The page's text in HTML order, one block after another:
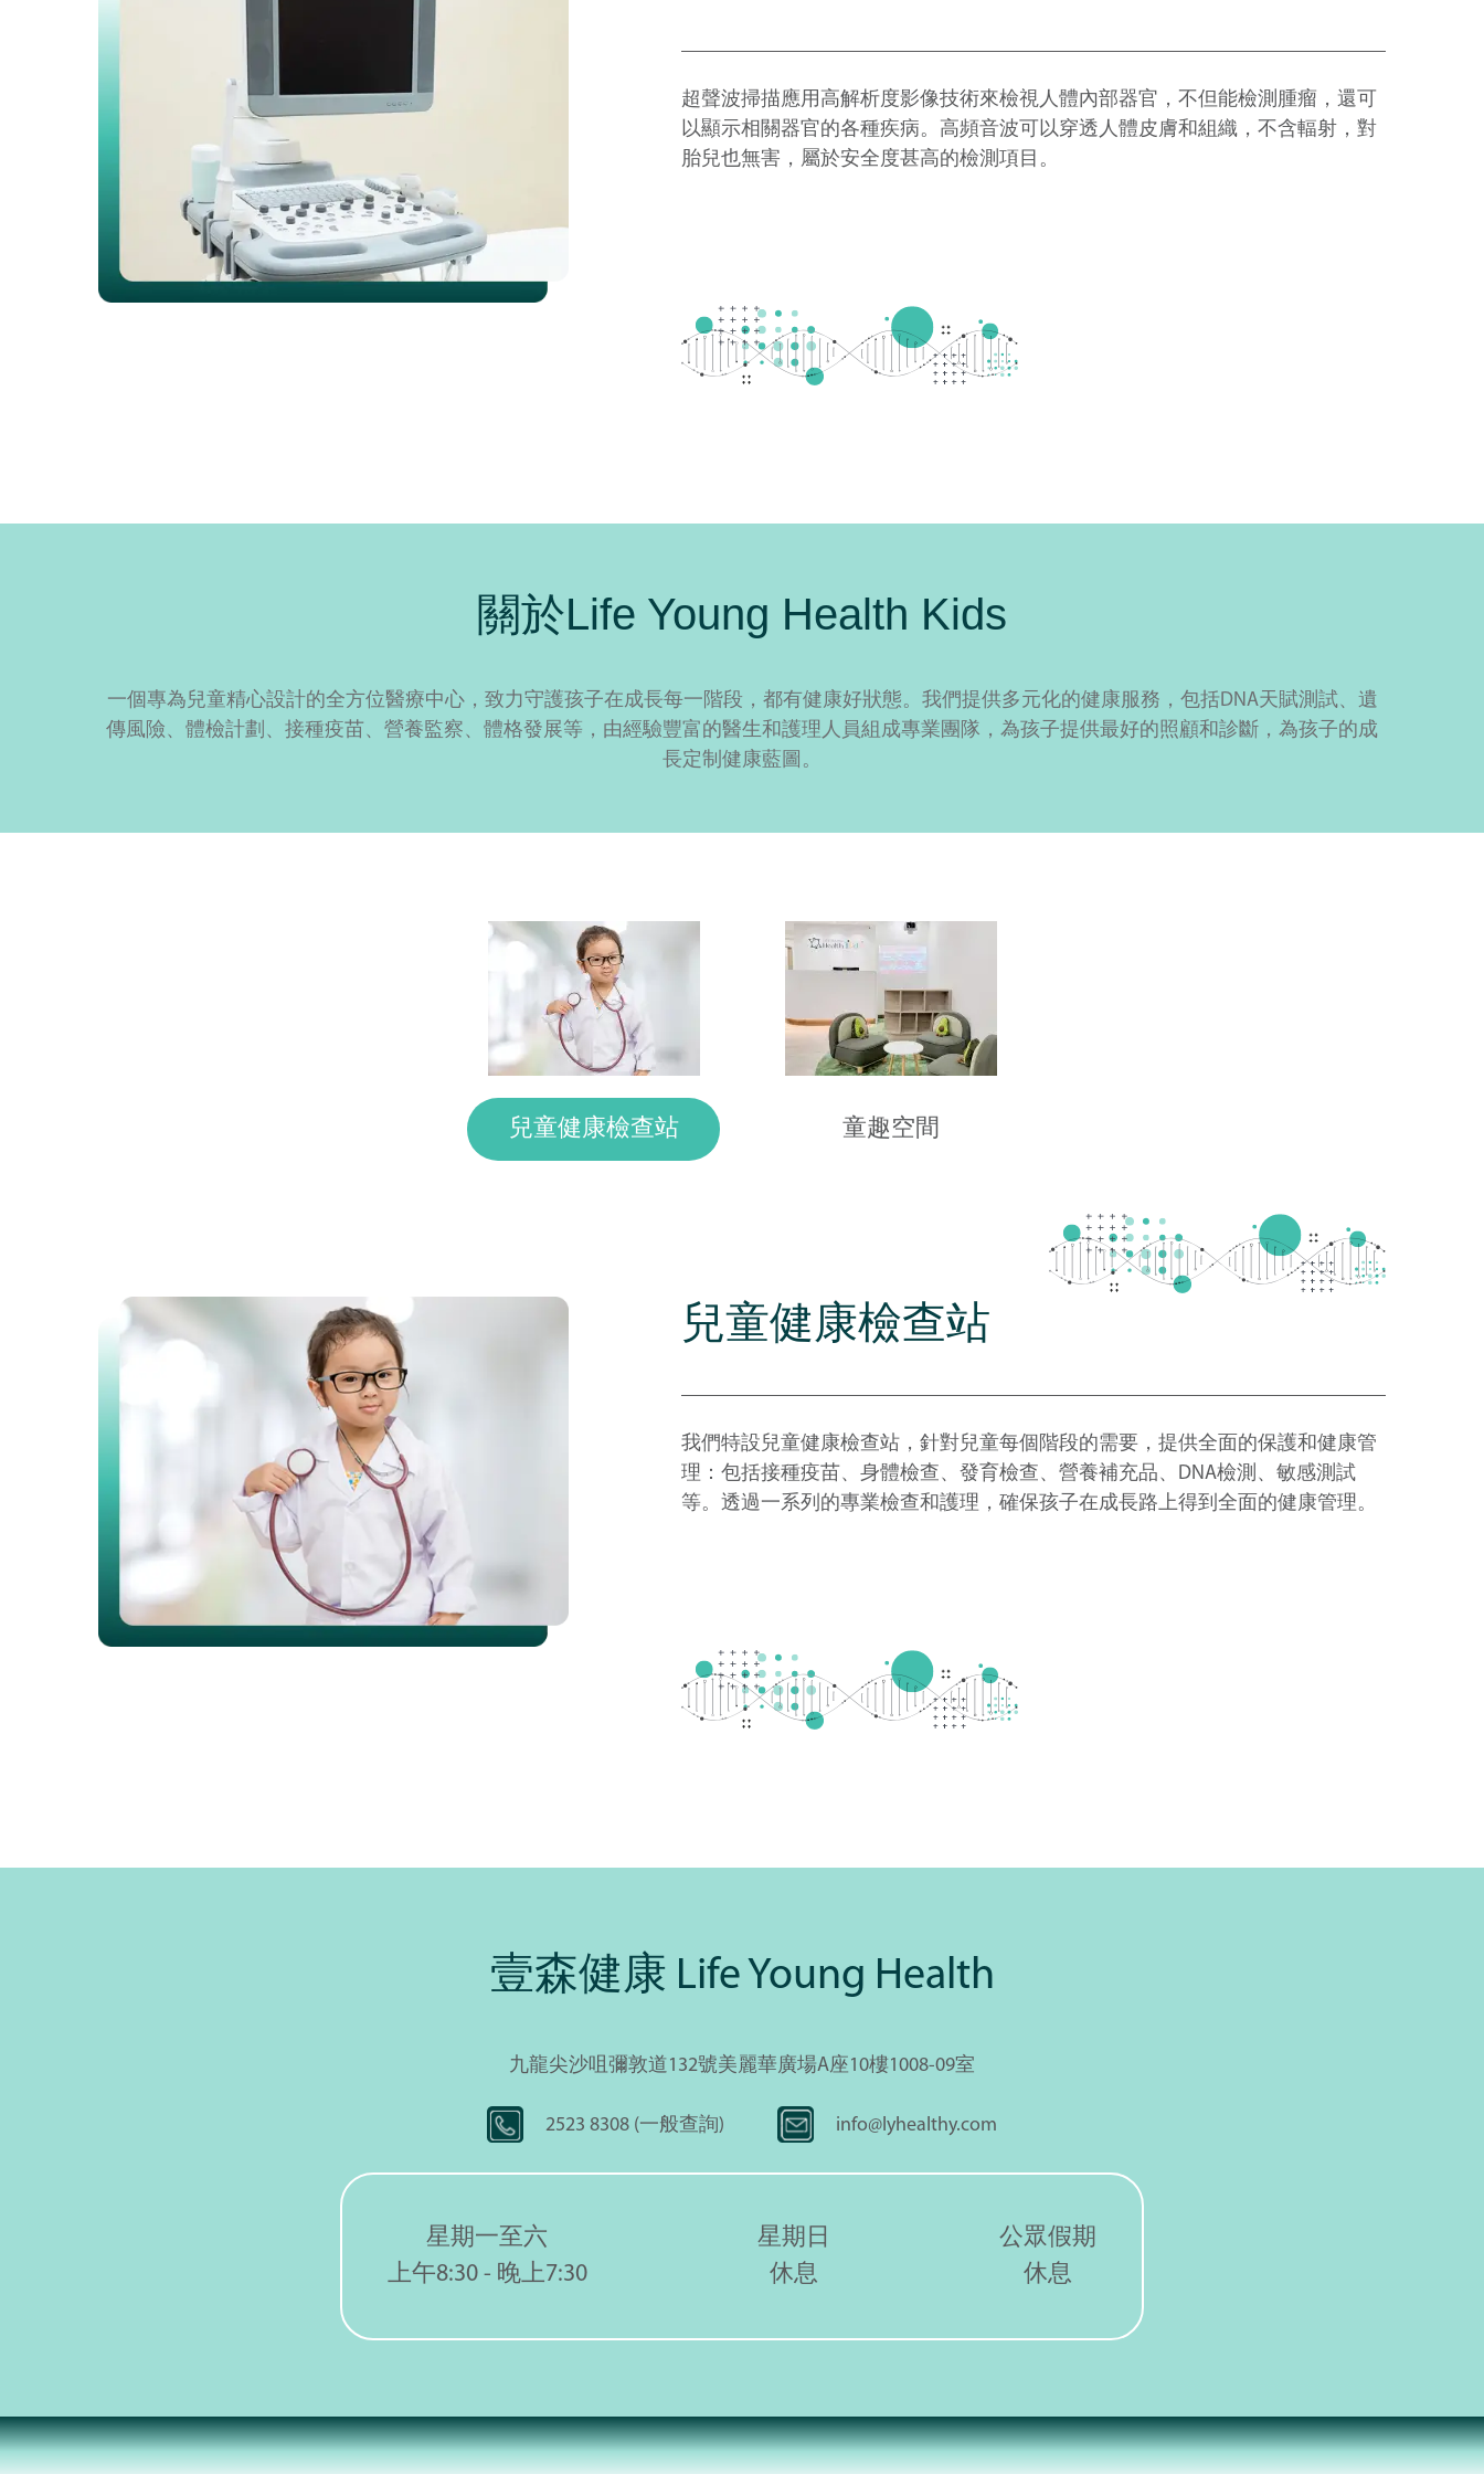
超聲波掃描應用高解析度影像技術來檢視人體內部器官，不但能檢測腫瘤，還可
以顯示相關器官的各種疾病。高頻音波可以穿透人體皮膚和組織，不含輻射，對
胎兒也無害，屬於安全度甚高的檢測項目。
X光檢查對骨骼系統（即骨關節）的病變尤其重要，亦適用於胸腹、頭部及四肢
病變的檢查。懷孕婦女必須事前告知我們的醫務和前台的工作人員，確認是否適
合進行此項檢查。
乳房造影有助婦女檢驗出乳房的健康狀況、鈣化點或不規則邊緣的硬塊。
關於Life Young Health Kids
一個專為兒童精心設計的全方位醫療中心，致力守護孩子在成長每一階段，都有健康好狀態。我們提供多元化的健康服務，包括DNA天賦測試、遺
傳風險、體檢計劃、接種疫苗、營養監察、體格發展等，由經驗豐富的醫生和護理人員組成專業團隊，為孩子提供最好的照顧和診斷，為孩子的成
長定制健康藍圖。
兒童健康檢查站 童趣空間
兒童健康檢查站
我們特設兒童健康檢查站，針對兒童每個階段的需要，提供全面的保護和健康管
理：包括接種疫苗、身體檢查、發育檢查、營養補充品、DNA檢測、敏感測試
等。透過一系列的專業檢查和護理，確保孩子在成長路上得到全面的健康管理。
童趣空間
為了舒緩小朋友的心情，令他們和家長都能輕鬆又開心地來，我們特設「童趣小
天地」，設有小遊戲讓小朋友玩樂，等候過程中也能開心愉快。
壹森健康 Life Young Health
九龍尖沙咀彌敦道132號美麗華廣場A座10樓1008-09室
2523 8308 (一般查詢) info@lyhealthy.com
星期一至六
上午8:30 - 晚上7:30
星期日
休息
公眾假期
休息